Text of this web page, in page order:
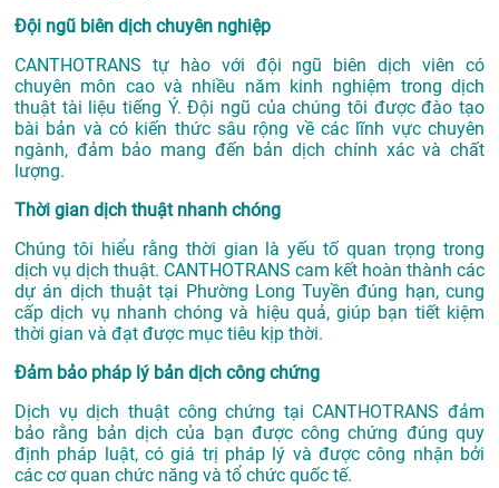
Đội ngũ biên dịch chuyên nghiệp
CANTHOTRANS tự hào với đội ngũ biên dịch viên có
chuyên môn cao và nhiều năm kinh nghiệm trong dịch
thuật tài liệu tiếng Ý. Đội ngũ của chúng tôi được đào tạo
bài bản và có kiến thức sâu rộng về các lĩnh vực chuyên
ngành, đảm bảo mang đến bản dịch chính xác và chất
lượng.
Thời gian dịch thuật nhanh chóng
Chúng tôi hiểu rằng thời gian là yếu tố quan trọng trong
dịch vụ dịch thuật. CANTHOTRANS cam kết hoàn thành các
dự án dịch thuật tại Phường Long Tuyền đúng hạn, cung
cấp dịch vụ nhanh chóng và hiệu quả, giúp bạn tiết kiệm
thời gian và đạt được mục tiêu kịp thời.
Đảm bảo pháp lý bản dịch công chứng
Dịch vụ dịch thuật công chứng tại CANTHOTRANS đảm
bảo rằng bản dịch của bạn được công chứng đúng quy
định pháp luật, có giá trị pháp lý và được công nhận bởi
các cơ quan chức năng và tổ chức quốc tế.